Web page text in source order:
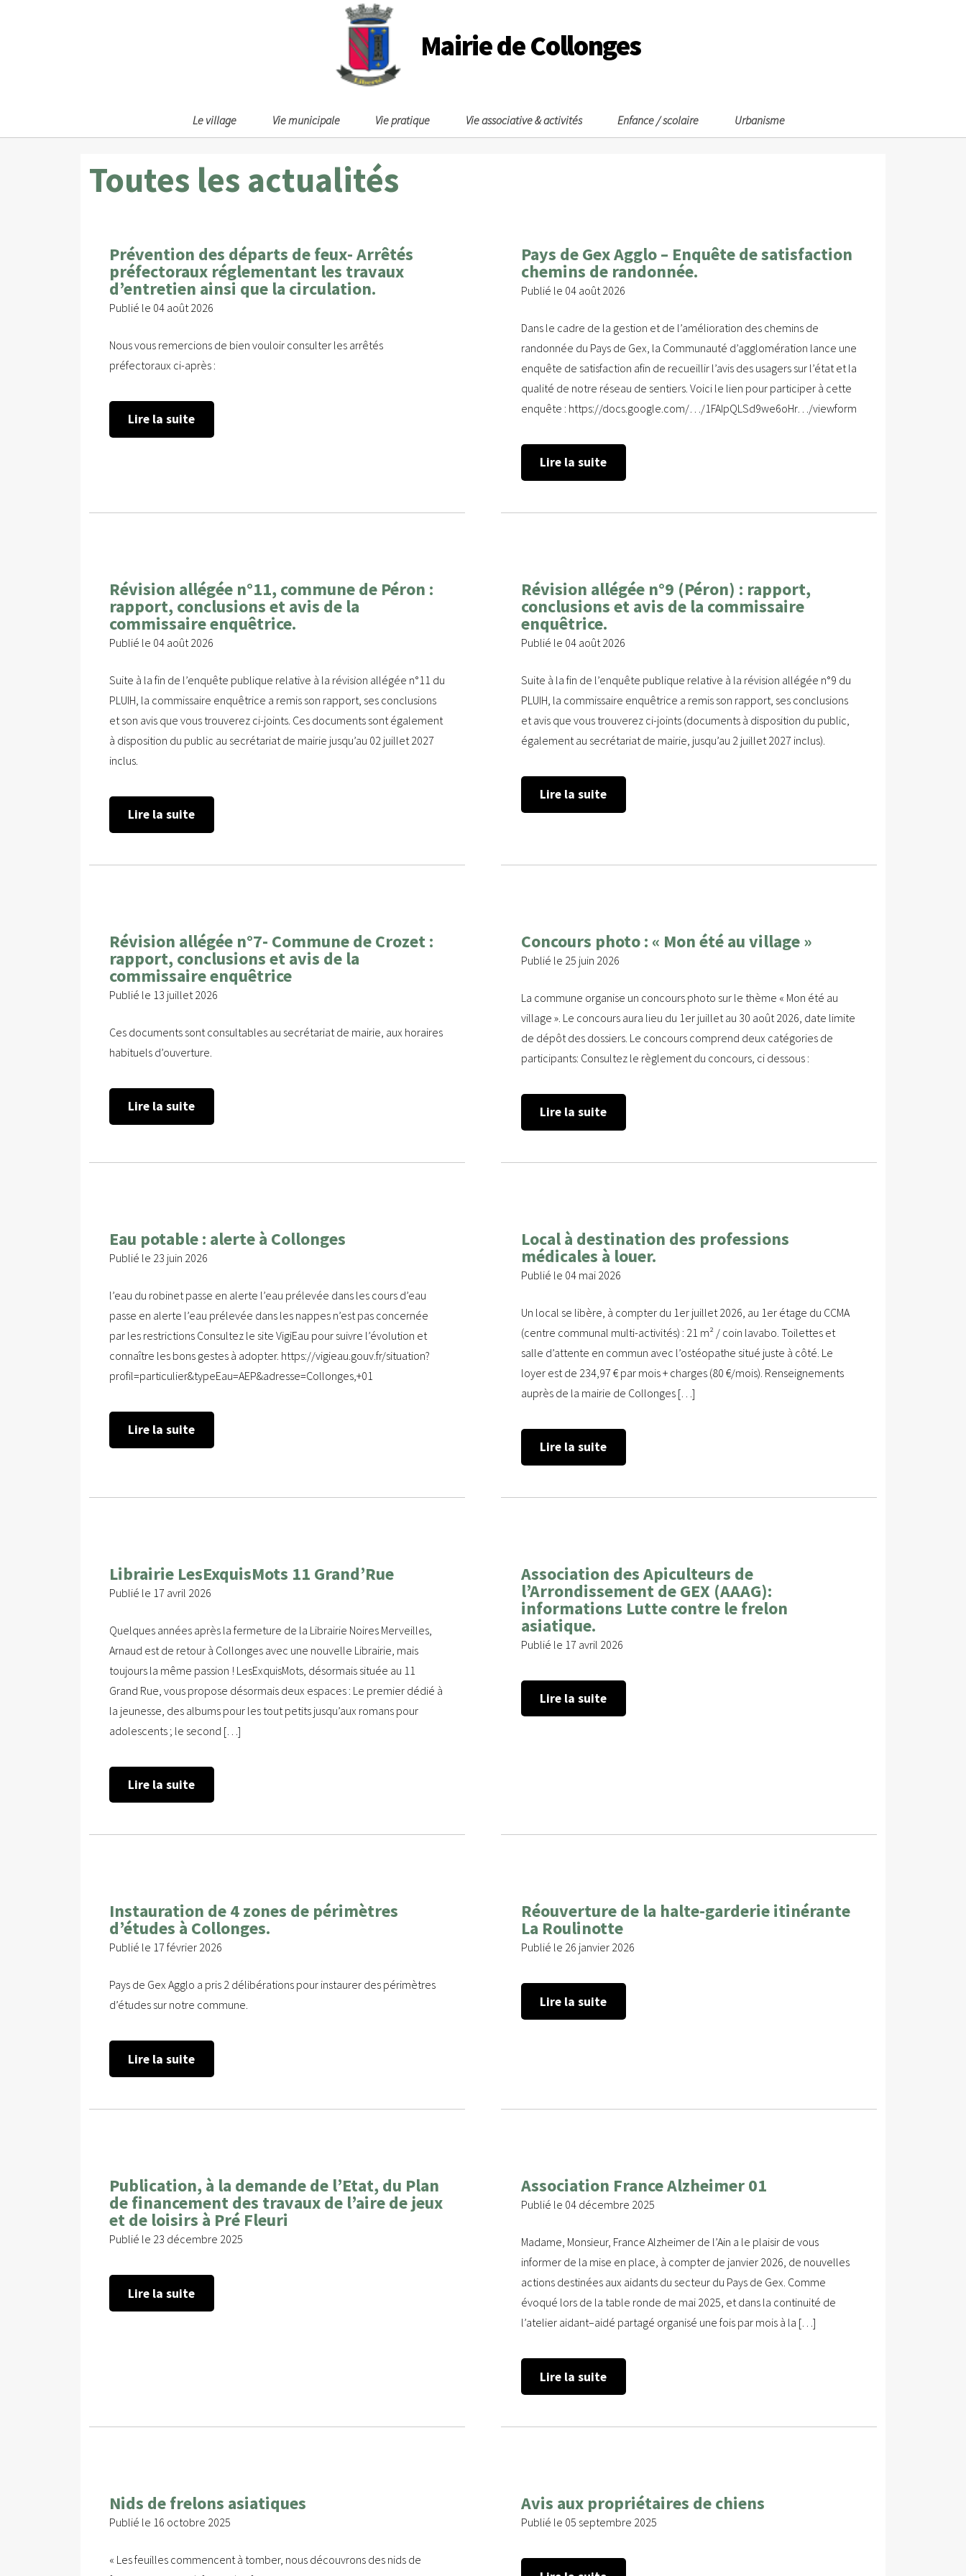
Mairie de Collonges
Le village Vie municipale Vie pratique Vie associative & activités Enfance / scolaire Urbanisme
Toutes les actualités
Prévention des départs de feux- Arrêtés
préfectoraux réglementant les travaux
d’entretien ainsi que la circulation.
Publié le 04 août 2026
Nous vous remercions de bien vouloir consulter les arrêtés
préfectoraux ci-après :
Lire la suite
Pays de Gex Agglo – Enquête de satisfaction
chemins de randonnée.
Publié le 04 août 2026
Dans le cadre de la gestion et de l’amélioration des chemins de
randonnée du Pays de Gex, la Communauté d’agglomération lance une
enquête de satisfaction afin de recueillir l’avis des usagers sur l’état et la
qualité de notre réseau de sentiers. Voici le lien pour participer à cette
enquête : https://docs.google.com/…/1FAIpQLSd9we6oHr…/viewform
Lire la suite
Révision allégée n°11, commune de Péron :
rapport, conclusions et avis de la
commissaire enquêtrice.
Publié le 04 août 2026
Suite à la fin de l’enquête publique relative à la révision allégée n°11 du
PLUIH, la commissaire enquêtrice a remis son rapport, ses conclusions
et son avis que vous trouverez ci-joints. Ces documents sont également
à disposition du public au secrétariat de mairie jusqu’au 02 juillet 2027
inclus.
Lire la suite
Révision allégée n°9 (Péron) : rapport,
conclusions et avis de la commissaire
enquêtrice.
Publié le 04 août 2026
Suite à la fin de l’enquête publique relative à la révision allégée n°9 du
PLUIH, la commissaire enquêtrice a remis son rapport, ses conclusions
et avis que vous trouverez ci-joints (documents à disposition du public,
également au secrétariat de mairie, jusqu’au 2 juillet 2027 inclus).
Lire la suite
Révision allégée n°7- Commune de Crozet :
rapport, conclusions et avis de la
commissaire enquêtrice
Publié le 13 juillet 2026
Ces documents sont consultables au secrétariat de mairie, aux horaires
habituels d’ouverture.
Lire la suite
Concours photo : « Mon été au village »
Publié le 25 juin 2026
La commune organise un concours photo sur le thème « Mon été au
village ». Le concours aura lieu du 1er juillet au 30 août 2026, date limite
de dépôt des dossiers. Le concours comprend deux catégories de
participants: Consultez le règlement du concours, ci dessous :
Lire la suite
Eau potable : alerte à Collonges
Publié le 23 juin 2026
l’eau du robinet passe en alerte l’eau prélevée dans les cours d’eau
passe en alerte l’eau prélevée dans les nappes n’est pas concernée
par les restrictions Consultez le site VigiEau pour suivre l’évolution et
connaître les bons gestes à adopter. https://vigieau.gouv.fr/situation?
profil=particulier&typeEau=AEP&adresse=Collonges,+01
Lire la suite
Local à destination des professions
médicales à louer.
Publié le 04 mai 2026
Un local se libère, à compter du 1er juillet 2026, au 1er étage du CCMA
(centre communal multi-activités) : 21 m² / coin lavabo. Toilettes et
salle d’attente en commun avec l’ostéopathe situé juste à côté. Le
loyer est de 234,97 € par mois + charges (80 €/mois). Renseignements
auprès de la mairie de Collonges […]
Lire la suite
Librairie LesExquisMots 11 Grand’Rue
Publié le 17 avril 2026
Quelques années après la fermeture de la Librairie Noires Merveilles,
Arnaud est de retour à Collonges avec une nouvelle Librairie, mais
toujours la même passion ! LesExquisMots, désormais située au 11
Grand Rue, vous propose désormais deux espaces : Le premier dédié à
la jeunesse, des albums pour les tout petits jusqu’aux romans pour
adolescents ; le second […]
Lire la suite
Association des Apiculteurs de
l’Arrondissement de GEX (AAAG):
informations Lutte contre le frelon
asiatique.
Publié le 17 avril 2026
Lire la suite
Instauration de 4 zones de périmètres
d’études à Collonges.
Publié le 17 février 2026
Pays de Gex Agglo a pris 2 délibérations pour instaurer des périmètres
d’études sur notre commune.
Lire la suite
Réouverture de la halte-garderie itinérante
La Roulinotte
Publié le 26 janvier 2026
Lire la suite
Publication, à la demande de l’Etat, du Plan
de financement des travaux de l’aire de jeux
et de loisirs à Pré Fleuri
Publié le 23 décembre 2025
Lire la suite
Association France Alzheimer 01
Publié le 04 décembre 2025
Madame, Monsieur, France Alzheimer de l’Ain a le plaisir de vous
informer de la mise en place, à compter de janvier 2026, de nouvelles
actions destinées aux aidants du secteur du Pays de Gex. Comme
évoqué lors de la table ronde de mai 2025, et dans la continuité de
l’atelier aidant–aidé partagé organisé une fois par mois à la […]
Lire la suite
Nids de frelons asiatiques
Publié le 16 octobre 2025
« Les feuilles commencent à tomber, nous découvrons des nids de
Avis aux propriétaires de chiens
Publié le 05 septembre 2025